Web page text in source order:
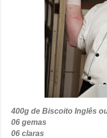
400g de Biscoito Inglês
06 gemas
06 claras